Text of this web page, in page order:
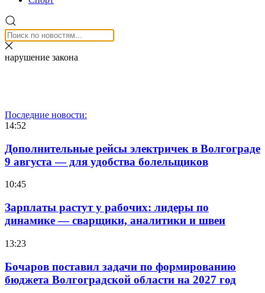
нарушение закона
Последние новости:
14:52
Дополнительные рейсы электричек в Волгограде
9 августа — для удобства болельщиков
10:45
Зарплаты растут у рабочих: лидеры по
динамике — сварщики, аналитики и швеи
13:23
Бочаров поставил задачи по формированию
бюджета Волгоградской области на 2027 год